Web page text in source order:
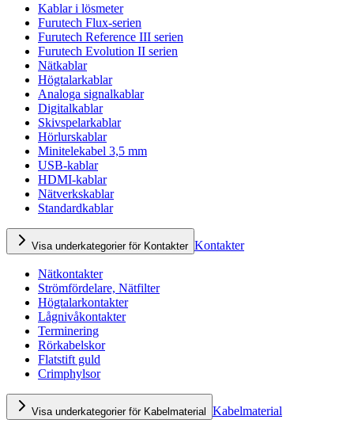
Kablar i lösmeter
Furutech Flux-serien
Furutech Reference III serien
Furutech Evolution II serien
Nätkablar
Högtalarkablar
Analoga signalkablar
Digitalkablar
Skivspelarkablar
Hörlurskablar
Minitelekabel 3,5 mm
USB-kablar
HDMI-kablar
Nätverkskablar
Standardkablar
Visa underkategorier för Kontakter Kontakter
Nätkontakter
Strömfördelare, Nätfilter
Högtalarkontakter
Lågnivåkontakter
Terminering
Rörkabelskor
Flatstift guld
Crimphylsor
Visa underkategorier för Kabelmaterial Kabelmaterial